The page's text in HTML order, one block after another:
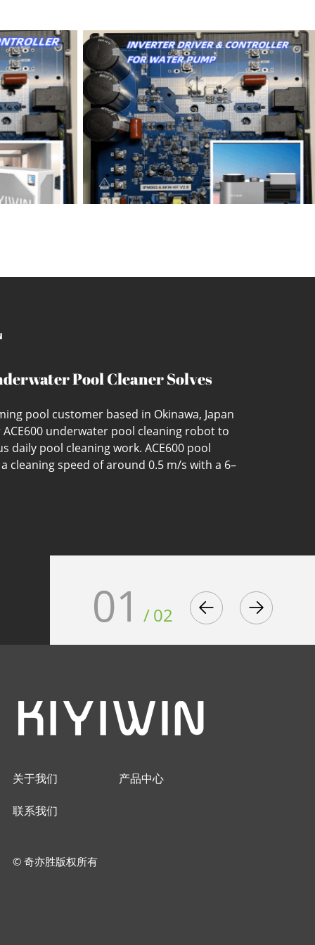
Pool Cleaner Solves
in Okinawa, Japan
pool customer based in Okinawa, Japan
underwater pool cleaning robot to
daily pool cleaning work. ACE600 pool
cleaning speed of around 0.5 m/s with a 6–
01 /02
关于我们 产品中心
联系我们
© 奇亦胜版权所有